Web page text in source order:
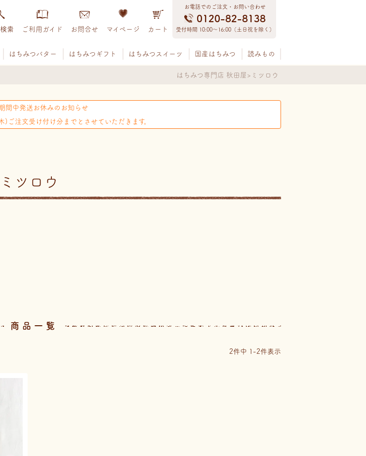
索 ご利用ガイド お問合せ マイページ カート
お電話でのご注文・お問い合わせ
0120-82-8138
受付時間 10:00〜16:00（土日祝を除く）
はちみつバター はちみつギフト はちみつスイーツ 国産はちみつ 読みもの
はちみつ専門店 秋田屋 ミツロウ
間中発送お休みのお知らせ
ご注文受け付け分までとさせていただきます。
ミツロウ
商品一覧
2件中 1 -2件表示